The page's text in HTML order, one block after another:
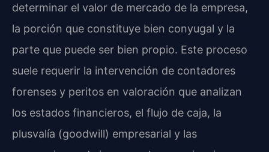
determinar el valor de mercado de la empresa,
la porción que constituye bien conyugal y la
parte que puede ser bien propio. Este proceso
suele requerir la intervención de contadores
forenses y peritos en valoración que analizan
los estados financieros, el flujo de caja, la
plusvalía (goodwill) empresarial y las